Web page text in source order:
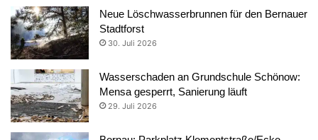
Neue Löschwasserbrunnen für den Bernauer
Stadtforst
30. Juli 2026
Wasserschaden an Grundschule Schönow:
Mensa gesperrt, Sanierung läuft
29. Juli 2026